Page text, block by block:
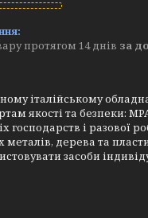
протягом 14 днів за
італійському
якості та безпеки:
господарств і разової
металів, дерева та
засоби